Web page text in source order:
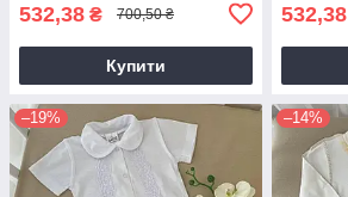
532,38 ₴ 700,50 ₴
Купити
532,38
–19% –14%